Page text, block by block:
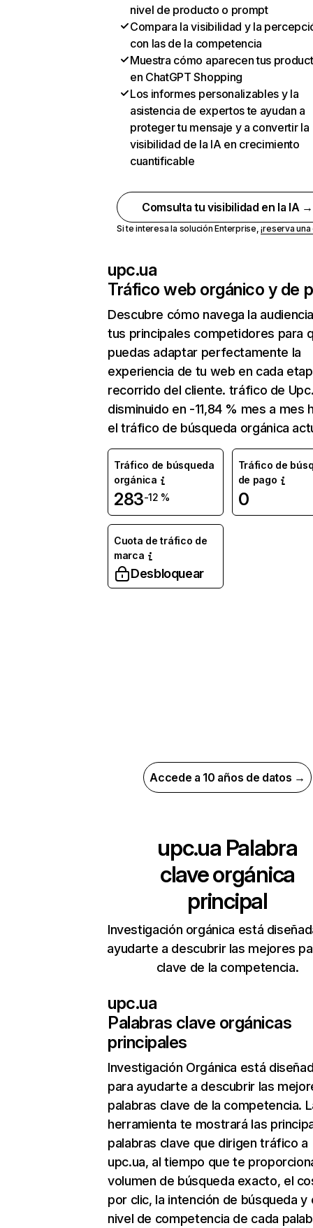
nivel de producto o prompt
Compara la visibilidad y la
con las de la competencia
Muestra cómo aparecen tus
en ChatGPT Shopping
Los informes personalizables y la
asistencia de expertos te ayudan a
proteger tu mensaje y a convertir la
visibilidad de la IA en crecimiento
cuantificable
Comsulta tu visibilidad en la IA →
Si te interesa la solución Enterprise,¡reserva
upc.ua
Tráfico web orgánico y de
Descubre cómo navega la
tus principales competidores para
puedas adaptar perfectamente la
experiencia de tu web en cada
recorrido del cliente. tráfico de
disminuido en -11,84 % mes a mes
el tráfico de búsqueda orgánica
Tráfico de búsqueda
orgánica
283-12 %
Tráfico de
de pago
0
Cuota de tráfico de
marca
Desbloquear
Accede a 10 años de datos →
upc.ua Palabra
clave orgánica
principal
Investigación orgánica está
ayudarte a descubrir las mejores
clave de la competencia.
upc.ua
Palabras clave orgánicas
principales
Investigación Orgánica está
para ayudarte a descubrir las
palabras clave de la competencia.
herramienta te mostrará las
palabras clave que dirigen tráfico a
upc.ua, al tiempo que te
volumen de búsqueda exacto, el
por clic, la intención de búsqueda y
nivel de competencia de cada